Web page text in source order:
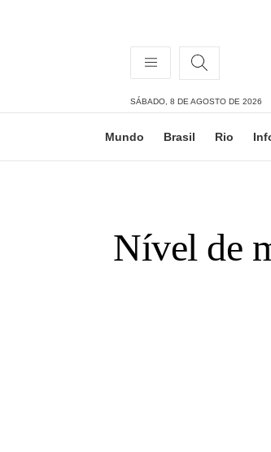
SÁBADO, 8 DE AGOSTO DE 2026
Mundo Brasil Rio
Nível de